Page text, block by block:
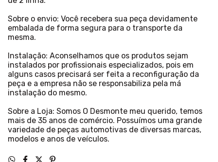
Sobre o envio: Você recebera sua peça devidamente
embalada de forma segura para o transporte da
mesma.
Instalação: Aconselhamos que os produtos sejam
instalados por profissionais especializados, pois em
alguns casos precisará ser feita a reconfiguração da
peça e a empresa não se responsabiliza pela má
instalação do mesmo.
Sobre a Loja: Somos O Desmonte meu querido, temos
mais de 35 anos de comércio. Possuímos uma grande
variedade de peças automotivas de diversas marcas,
modelos e anos de veículos.